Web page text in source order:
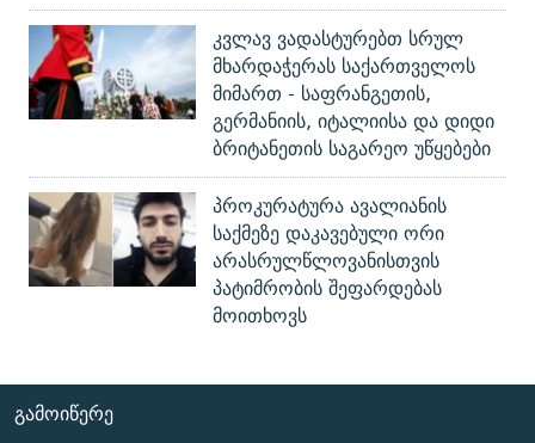
კვლავ ვადასტურებთ სრულ
მხარდაჭერას საქართველოს
მიმართ - საფრანგეთის,
გერმანიის, იტალიისა და დიდი
ბრიტანეთის საგარეო უწყებები
პროკურატურა ავალიანის
საქმეზე დაკავებული ორი
არასრულწლოვანისთვის
პატიმრობის შეფარდებას
მოითხოვს
ᲒᲐᲛᲝᲘᲬᲔᲠᲔ